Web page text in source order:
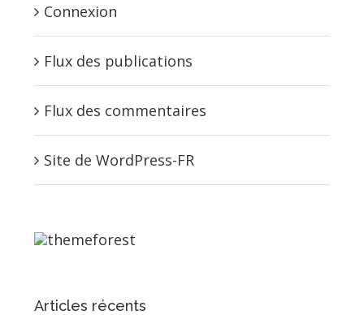
Connexion
Flux des publications
Flux des commentaires
Site de WordPress-FR
Articles récents